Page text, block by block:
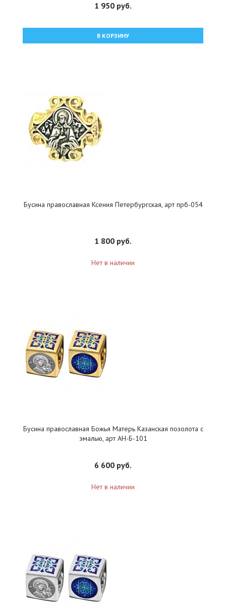
1 950 руб.
В КОРЗИНУ
Бусина православная Ксения Петербургская, арт прб-054
1 800 руб.
Нет в наличии
Бусина православная Божья Матерь Казанская позолота с
эмалью, арт АН-Б-101
6 600 руб.
Нет в наличии